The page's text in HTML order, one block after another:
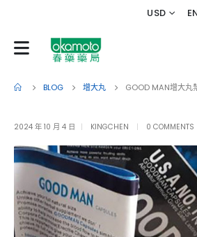
USD
BLOG 增大丸 GOOD MAN增大丸
2024 年 10 月 4 日 KINGCHEN 0 COMMENTS